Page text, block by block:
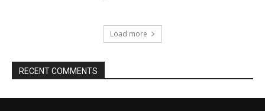
Load more
RECENT COMMENTS